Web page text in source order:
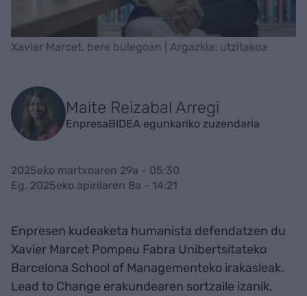
Xavier Marcet, bere bulegoan | Argazkia: utzitakoa
Maite Reizabal Arregi
EnpresaBIDEA egunkariko zuzendaria
2025eko martxoaren 29a - 05:30
Eg. 2025eko apirilaren 8a - 14:21
Enpresen kudeaketa humanista defendatzen du
Xavier Marcet Pompeu Fabra Unibertsitateko
Barcelona School of Managementeko irakasleak.
Lead to Change erakundearen sortzaile izanik,